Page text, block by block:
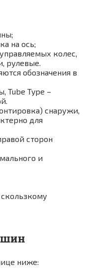
на ось;
колес,
рулевые.
обозначения в
Tube Type –
снаружи,
для
сторон
и
скользкому
шин
ниже: